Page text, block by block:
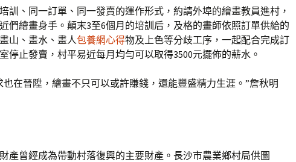
訓、同一訂單、同一發賣的運作形式，約請外埠的繪畫教員進村，
們繪畫身手。顛末3至6個月的培訓后，及格的畫師依照訂單供給的
山、畫水、畫人包養網心得物及上色等分歧工序，一起配合完成訂
停止發賣，村平易近每月均勻可以取得3500元擺佈的薪水。
也在晉陞，繪畫不只可以或許賺錢，還能豐盛精力生涯。”詹秋明
曾經成為帶動村落復興的主要財產。長沙市農業鄉村局供圖